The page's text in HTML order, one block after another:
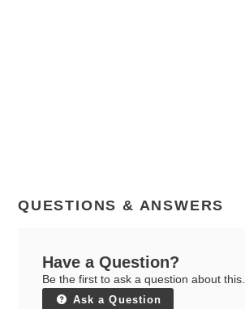
QUESTIONS & ANSWERS
Have a Question?
Be the first to ask a question about this.
Ask a Question